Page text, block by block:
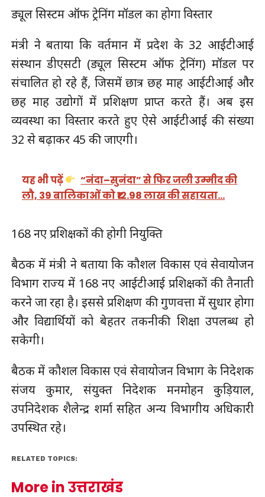
ड्यूल सिस्टम ऑफ ट्रेनिंग मॉडल का होगा विस्तार
मंत्री ने बताया कि वर्तमान में प्रदेश के 32 आईटीआई
संस्थान डीएसटी (ड्यूल सिस्टम ऑफ ट्रेनिंग) मॉडल पर
संचालित हो रहे हैं, जिसमें छात्र छह माह आईटीआई और
छह माह उद्योगों में प्रशिक्षण प्राप्त करते हैं। अब इस
व्यवस्था का विस्तार करते हुए ऐसे आईटीआई की संख्या
32 से बढ़ाकर 45 की जाएगी।
यह भी पढ़ें
“नंदा–सुनंदा” से फिर जली उम्मीद की
लौ, 39 बालिकाओं को ₹12.98 लाख की सहायता…
168 नए प्रशिक्षकों की होगी नियुक्ति
बैठक में मंत्री ने बताया कि कौशल विकास एवं सेवायोजन
विभाग राज्य में 168 नए आईटीआई प्रशिक्षकों की तैनाती
करने जा रहा है। इससे प्रशिक्षण की गुणवत्ता में सुधार होगा
और विद्यार्थियों को बेहतर तकनीकी शिक्षा उपलब्ध हो
सकेगी।
बैठक में कौशल विकास एवं सेवायोजन विभाग के निदेशक
संजय कुमार, संयुक्त निदेशक मनमोहन कुड़ियाल,
उपनिदेशक शैलेन्द्र शर्मा सहित अन्य विभागीय अधिकारी
उपस्थित रहे।
RELATED TOPICS:
More in उत्तराखंड